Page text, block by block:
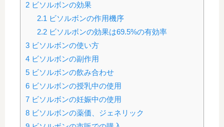
2 ビソルボンの効果
2.1 ビソルボンの作用機序
2.2ビソルボンの効果は69.5%の有効率
3 ビソルボンの使い方
4 ビソルボンの副作用
5 ビソルボンの飲み合わせ
6 ビソルボンの授乳中の使用
7 ビソルボンの妊娠中の使用
8 ビソルボンの薬価、ジェネリック